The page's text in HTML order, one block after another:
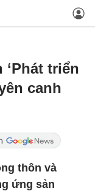
triển
canh
thôn và
ứng sản